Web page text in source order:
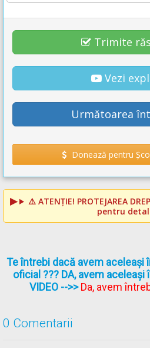
Trimite
Vezi
Următoarea
Donează pentru
⚠️ ATENȚIE! PROTEJAREA
pentru
Te întrebi dacă avem aceleași
oficial ??? DA, avem
VIDEO -->>Da, avem
0 Comentarii